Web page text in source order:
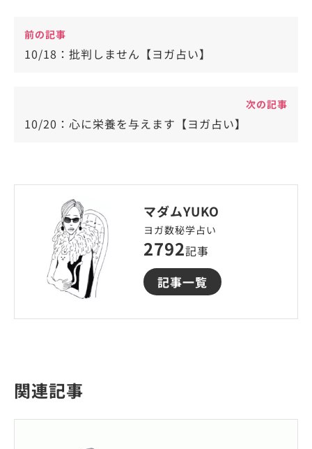
前の記事
10/18：批判しません【ヨガ占い】
次の記事
10/20：心に栄養を与えます【ヨガ占い】
マダムYUKO
ヨガ数秘学占い
2792記事
記事一覧
関連記事